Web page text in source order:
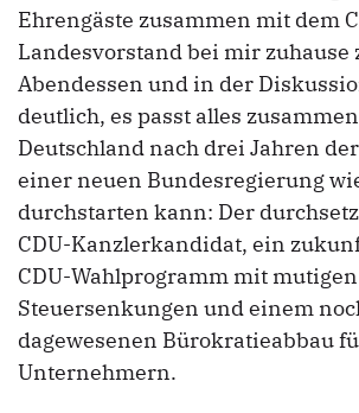
Ehrengäste zusammen mit dem
Landesvorstand bei mir zuhause
Abendessen und in der
deutlich, es passt alles
Deutschland nach drei Jahren
einer neuen Bundesregierung
durchstarten kann: Der
CDU-Kanzlerkandidat, ein
CDU-Wahlprogramm mit
Steuersenkungen und einem
dagewesenen Bürokratieabbau
Unternehmern.